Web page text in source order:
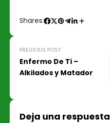
Shares:
PREVIOUS POST
Enfermo De Ti –
Alkilados y Matador
Deja una respuesta